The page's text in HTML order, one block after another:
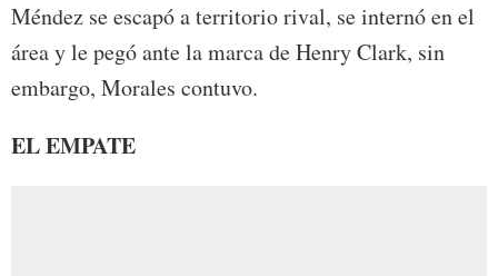
Méndez se escapó a territorio rival, se internó en el
área y le pegó ante la marca de Henry Clark, sin
embargo, Morales contuvo.
EL EMPATE